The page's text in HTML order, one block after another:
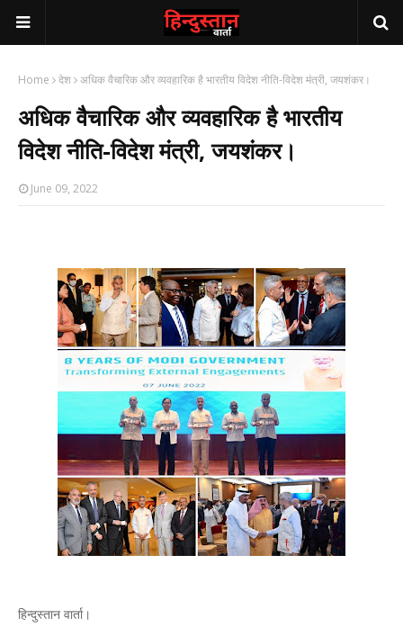
Home देश अधिक वैचारिक और व्यवहारिक है भारतीय विदेश नीति-विदेश मंत्री, जयशंकर।
अधिक वैचारिक और व्यवहारिक है भारतीय
विदेश नीति-विदेश मंत्री, जयशंकर।
June 09, 2022
हिन्दुस्तान वार्ता।